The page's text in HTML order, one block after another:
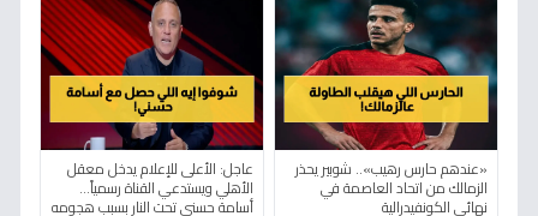
«عندهم حارس رهيب».. شوبير يحذر
الزمالك من اتحاد العاصمة في
نهائي الكونفيدرالية
عاجل: الأعلى للإعلام يدخل معقل
الأهلي ويستدعي القناة رسمياً…
أسامة حسني تحت النار بسبب هجومه